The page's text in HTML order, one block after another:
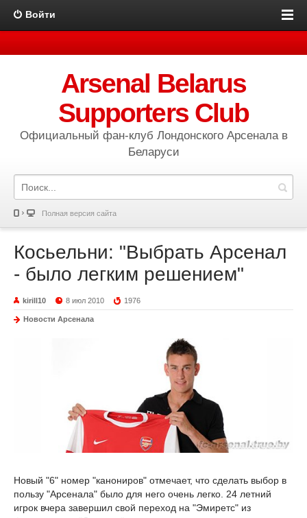
Войти
Arsenal Belarus
Supporters Club
Официальный фан-клуб Лондонского Арсенала в
Беларуси
Полная версия сайта
Косьельни: "Выбрать Арсенал
- было легким решением"
kirill10 8 июл 2010 1976
Новости Арсенала
Новый "6" номер "канониров" отмечает, что сделать выбор в
пользу "Арсенала" было для него очень легко. 24 летний
игрок вчера завершил свой переход на "Эмиретс" из